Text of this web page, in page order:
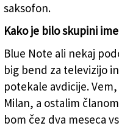
saksofon.
Kako je bilo skupini
Blue Note ali nekaj
big bend za televizijo
potekale avdicije.
Milan, a ostalim
bom čez dva meseca